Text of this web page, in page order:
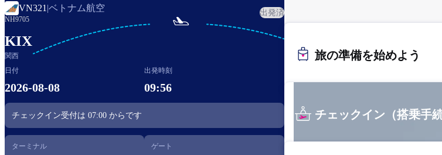
VN321 |ベトナム航空
NH9705
出発済
KIX
関西

ホーチミ
日付
2026-08-08
出発時刻
09:56
チェックイン受付は 07:00 からです​
ターミナル ゲート
旅の準備を始めよう
チェックイン（搭乗手続